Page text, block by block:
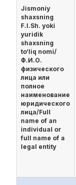
Jismoniy
shaxsning
F.I.Sh. yoki
yuridik
shaxsning
to‘liq nomi/
Ф.И.О.
физического
лица или
полное
наименование
юридического
лица/Full
name of an
individual or
full name of a
legal entity